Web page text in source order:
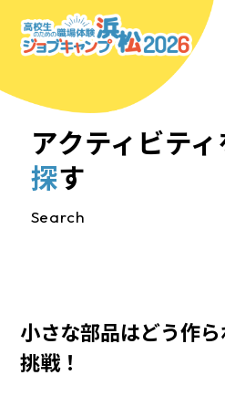
アクティビティ
探す
Search
小さな部品はどう作
挑戦！